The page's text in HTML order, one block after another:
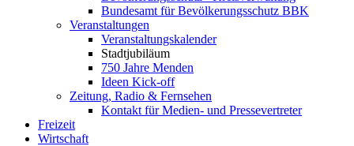
Bundesamt für Bevölkerungsschutz BBK
Veranstaltungen
Veranstaltungskalender
Stadtjubiläum
750 Jahre Menden
Ideen Kick-off
Zeitung, Radio & Fernsehen
Kontakt für Medien- und Pressevertreter
Freizeit
Wirtschaft